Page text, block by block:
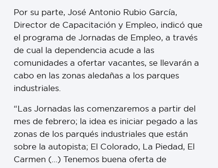
Por su parte, José Antonio Rubio García,
Director de Capacitación y Empleo, indicó que
el programa de Jornadas de Empleo, a través
de cual la dependencia acude a las
comunidades a ofertar vacantes, se llevarán a
cabo en las zonas aledañas a los parques
industriales.
“Las Jornadas las comenzaremos a partir del
mes de febrero; la idea es iniciar pegado a las
zonas de los parqués industriales que están
sobre la autopista; El Colorado, La Piedad, El
Carmen (…) Tenemos buena oferta de